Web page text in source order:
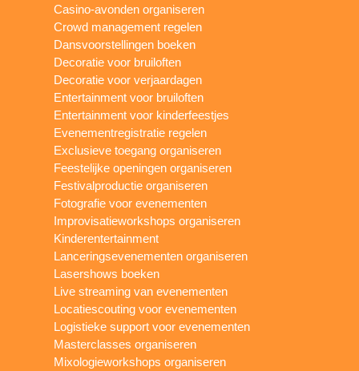
Casino-avonden organiseren
Crowd management regelen
Dansvoorstellingen boeken
Decoratie voor bruiloften
Decoratie voor verjaardagen
Entertainment voor bruiloften
Entertainment voor kinderfeestjes
Evenementregistratie regelen
Exclusieve toegang organiseren
Feestelijke openingen organiseren
Festivalproductie organiseren
Fotografie voor evenementen
Improvisatieworkshops organiseren
Kinderentertainment
Lanceringsevenementen organiseren
Lasershows boeken
Live streaming van evenementen
Locatiescouting voor evenementen
Logistieke support voor evenementen
Masterclasses organiseren
Mixologieworkshops organiseren